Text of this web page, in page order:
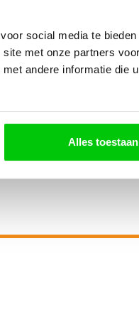
social media te bieden
met onze partners
andere informatie die
Alles toestaan
klapsleutel ID48
– Type2
€116,46
Incl. BTW